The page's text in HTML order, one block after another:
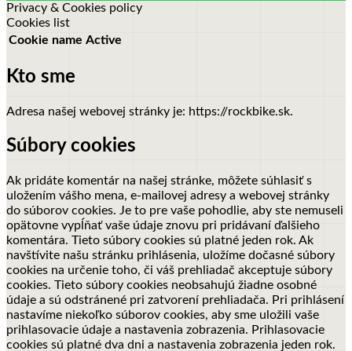
Privacy & Cookies policy
Cookies list
Cookie name Active
Kto sme
Adresa našej webovej stránky je: https://rockbike.sk.
Súbory cookies
Ak pridáte komentár na našej stránke, môžete súhlasiť s
uložením vášho mena, e-mailovej adresy a webovej stránky
do súborov cookies. Je to pre vaše pohodlie, aby ste nemuseli
opätovne vypĺňať vaše údaje znovu pri pridávaní ďalšieho
komentára. Tieto súbory cookies sú platné jeden rok. Ak
navštívite našu stránku prihlásenia, uložíme dočasné súbory
cookies na určenie toho, či váš prehliadač akceptuje súbory
cookies. Tieto súbory cookies neobsahujú žiadne osobné
údaje a sú odstránené pri zatvorení prehliadača. Pri prihlásení
nastavíme niekoľko súborov cookies, aby sme uložili vaše
prihlasovacie údaje a nastavenia zobrazenia. Prihlasovacie
cookies sú platné dva dni a nastavenia zobrazenia jeden rok.